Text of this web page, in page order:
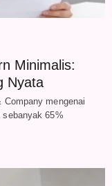
Minimalis:
Nyata
mengenai
65%